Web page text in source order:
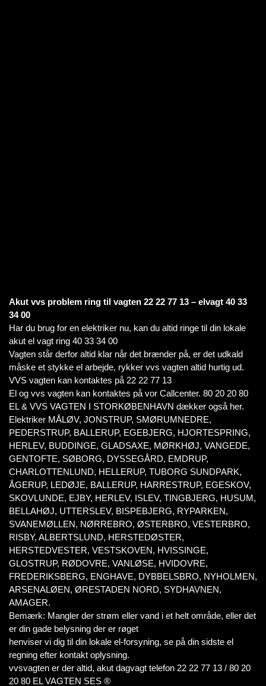
Akut vvs problem ring til vagten 22 22 77 13 – elvagt 40 33
34 00
Har du brug for en elektriker nu, kan du altid ringe til din lokale
akut el vagt ring 40 33 34 00
Vagten står derfor altid klar når det brænder på, er det udkald
måske et stykke el arbejde, rykker vvs vagten altid hurtig ud.
VVS vagten kan kontaktes på 22 22 77 13
El og vvs vagten kan kontaktes på vor Callcenter. 80 20 20 80
EL & VVS VAGTEN I STORKØBENHAVN dækker også her.
Elektriker MÅLØV, JONSTRUP, SMØRUMNEDRE,
PEDERSTRUP, BALLERUP, EGEBJERG, HJORTESPRING,
HERLEV, BUDDINGE, GLADSAXE, MØRKHØJ, VANGEDE,
GENTOFTE, SØBORG, DYSSEGÅRD, EMDRUP,
CHARLOTTENLUND, HELLERUP, TUBORG SUNDPARK,
ÅGERUP, LEDØJE, BALLERUP, HARRESTRUP, EGESKOV,
SKOVLUNDE, EJBY, HERLEV, ISLEV, TINGBJERG, HUSUM,
BELLAHØJ, UTTERSLEV, BISPEBJERG, RYPARKEN,
SVANEMØLLEN, NØRREBRO, ØSTERBRO, VESTERBRO,
RISBY, ALBERTSLUND, HERSTEDØSTER,
HERSTEDVESTER, VESTSKOVEN, HVISSINGE,
GLOSTRUP, RØDOVRE, VANLØSE, HVIDOVRE,
FREDERIKSBERG, ENGHAVE, DYBBELSBRO, NYHOLMEN,
ARSENALØEN, ØRESTADEN NORD, SYDHAVNEN,
AMAGER.
Bemærk: Mangler der strøm eller vand i et helt område, eller det
er din gade belysning der er røget
henviser vi dig til din lokale el-forsyning, se på din sidste el
regning efter kontakt oplysning.
vvsvagten er der altid, akut dagvagt telefon 22 22 77 13 / 80 20
20 80 EL VAGTEN SES ®